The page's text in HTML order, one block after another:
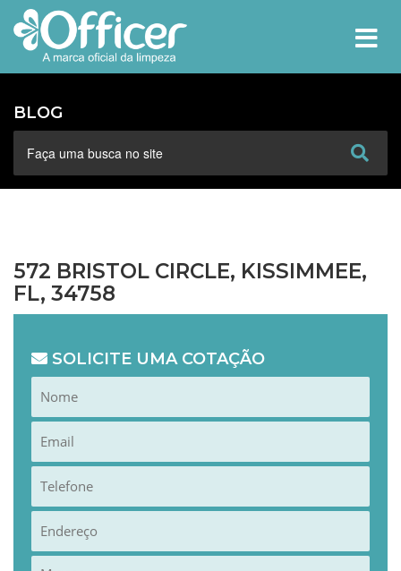
BLOG
572 BRISTOL CIRCLE, KISSIMMEE,
FL, 34758
SOLICITE UMA COTAÇÃO